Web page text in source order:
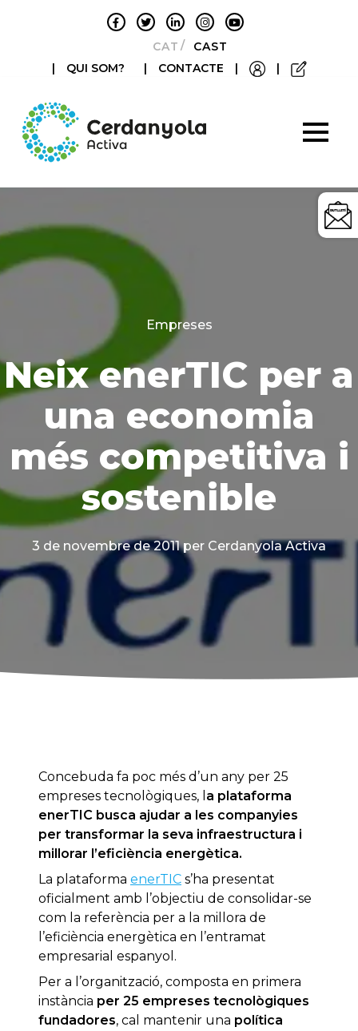
CATALÀCASTELLANO
|
QUI SOM? | CONTACTE | |
Categories
Empreses
Neix enerTIC per a
una economia
més competitiva i
sostenible
3 de novembre de 2011 per Cerdanyola Activa
Concebuda fa poc més d’un any per 25
empreses tecnològiques, l a plataforma
enerTIC busca ajudar a les companyies
per transformar la seva infraestructura i
millorar l’eficiència energètica.
La plataforma enerTIC s’ha presentat
oficialment amb l’objectiu de consolidar-se
com la referència per a la millora de
l’eficiència energètica en l’entramat
empresarial espanyol.
Per a l’organització, composta en primera
instància per 25 empreses tecnològiques
fundadores, cal mantenir una política